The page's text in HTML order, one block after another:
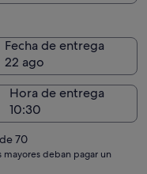
Fecha de entrega
22 ago
Hora de entrega
70
mayores deban pagar un